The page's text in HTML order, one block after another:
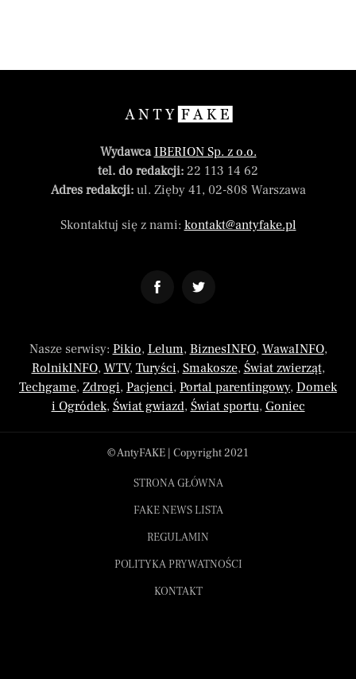
WydawcaIBERION Sp. z o.o.
tel. do redakcji: 22 113 14 62
Adres redakcji:ul. Zięby 41, 02-808 Warszawa
Skontaktuj się z nami: kontakt@antyfake.pl
Nasze serwisy: Pikio, Lelum, BiznesINFO, WawaINFO,
RolnikINFO, WTV, Turyści, Smakosze, Świat zwierząt,
Techgame, Zdrogi, Pacjenci, Portal parentingowy, Domek
i Ogródek, Świat gwiazd, Świat sportu, Goniec
© AntyFAKE | Copyright 2021
STRONA GŁÓWNA
FAKE NEWS LISTA
REGULAMIN
POLITYKA PRYWATNOŚCI
KONTAKT